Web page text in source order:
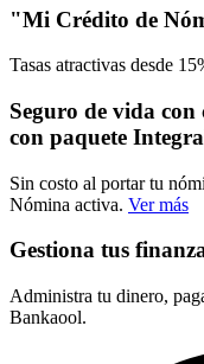
"Mi Crédito de
Tasas atractivas desde
Seguro de vida
con paquete
Sin costo al portar tu
Nómina activa. Ver más
Gestiona tus
Administra tu dinero,
Bankaool.